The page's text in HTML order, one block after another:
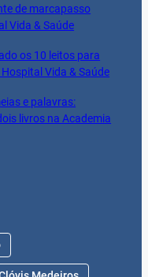
de marcapasso
Vida & Saúde
os 10 leitos para
Vida & Saúde
e palavras:
livros na Academia